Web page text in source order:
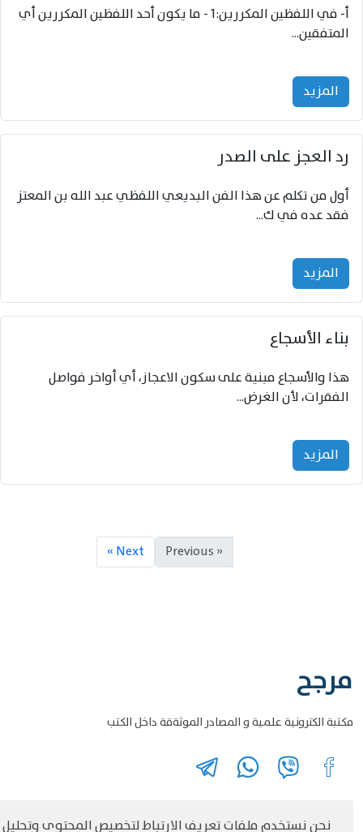
‌‌أ- في اللفظين المكررين:1 - ما يكون أحد اللفظين المكررين أي
المتفقين...
المزید
‌‌رد العجز على الصدر
أول من تكلم عن هذا الفن البديعي اللفظي عبد الله بن المعتز
فقد عده في ك...
المزید
‌‌بناء الأسجاع
هذا والأسجاع مبنية على سكون الاعجاز، أي أواخر فواصل
الفقرات، لأن الغرض...
المزید
Next »
مرجح
مكتبة الكترونية علمية و المصادر الموثةقة داخل الكتب
حقوق الطبع والنشر مرجح جميع الحقوق محفوظةسياسة و الخصوصية
نحن نستخدم ملفات تعريف الارتباط لتخصيص المحتوى وتحليل